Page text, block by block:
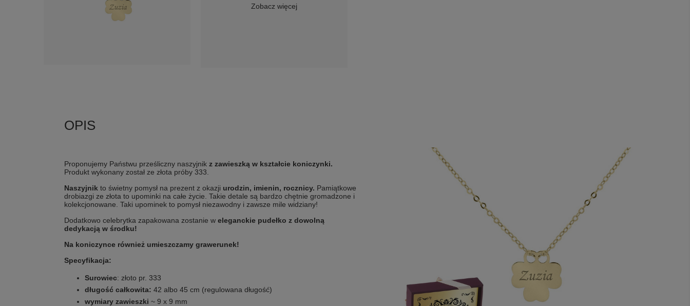
Zobacz więcej
Proponujemy Państwu prześliczny naszyjnik z zawieszką w kształcie koniczynki.
Produkt wykonany został ze złota próby 333.
Naszyjnik to świetny pomysł na prezent z okazji urodzin, imienin, rocznicy. Pamiątkowe
drobiazgi ze złota to upominki na całe życie. Takie detale są bardzo chętnie gromadzone i
kolekcjonowane. Taki upominek to pomysł niezawodny i zawsze mile widziany!
Dodatkowo celebrytka zapakowana zostanie w eleganckie pudełko z dowolną
dedykacją w środku!
Na koniczynce również umieszczamy grawerunek!
Specyfikacja:
Surowiec: złoto pr. 333
długość całkowita: 42 albo 45 cm (regulowana długość)
wymiary zawieszki ~ 9 x 9 mm